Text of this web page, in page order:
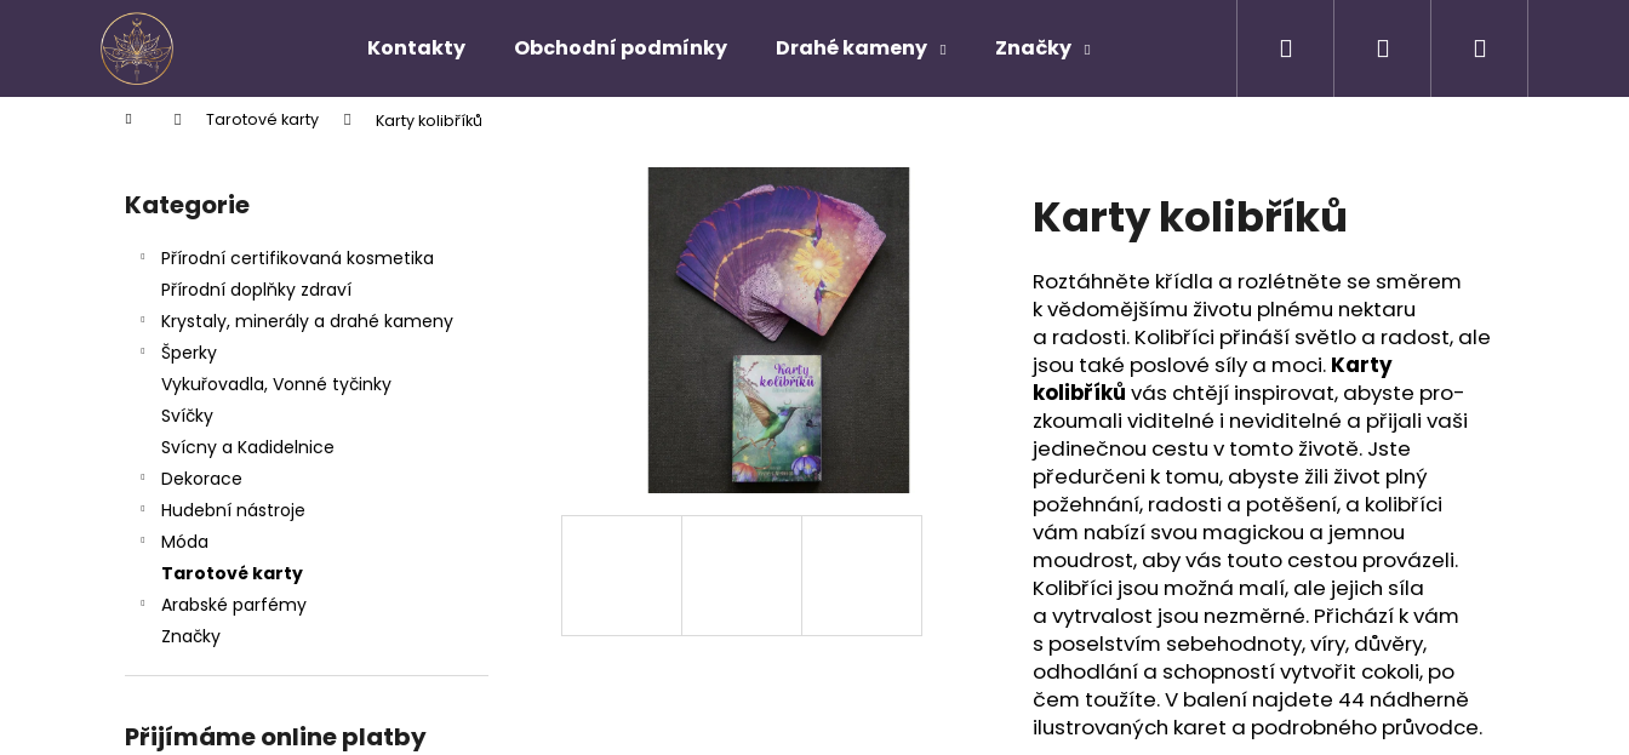
Kontakty Obchodní podmínky Drahé kameny Značky Přihlášení
Domů Tarotové karty Karty kolibříků
Přeskočit
kategorie
Kategorie
Přírodní certifikovaná kosmetika
Přírodní doplňky zdraví
Krystaly, minerály a drahé kameny
Šperky
Vykuřovadla, Vonné tyčinky
Svíčky
Svícny a Kadidelnice
Dekorace
Hudební nástroje
Móda
Tarotové karty
Arabské parfémy
Značky
Přijímáme online platby
Karty kolibříků
Roztáhněte křídla a rozlétněte se směrem
k vědomějšímu životu plnému nektaru
a radosti. Kolibříci přináší světlo a radost, ale
jsou také poslové síly a moci. Karty
kolibříků vás chtějí inspirovat, abyste pro­
zkoumali viditelné i neviditelné a přijali vaši
jedinečnou cestu v tomto životě. Jste
předurčeni k tomu, abyste žili život plný
požehnání, radosti a potěšení, a kolibříci
vám nabízí svou magickou a jemnou
moudrost, aby vás touto cestou provázeli.
Kolibříci jsou možná malí, ale jejich síla
a vytrvalost jsou nezměrné. Přichází k vám
s poselstvím sebehodnoty, víry, důvěry,
odhodlání a schopností vytvořit cokoli, po
čem toužíte. V balení najdete 44 nádherně
ilustrovaných karet a podrobného průvodce.
í
Zpět
do
Zpět
do
HLEDAT
Doporučujeme
Následující
APATIT SRDCE
695 Kč
PARFÉMOVÁ VODA - ZAHRA ARABIA -
AYAT 100ML